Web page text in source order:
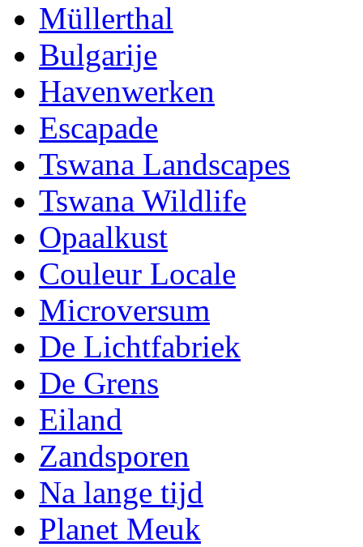
Müllerthal
Bulgarije
Havenwerken
Escapade
Tswana Landscapes
Tswana Wildlife
Opaalkust
Couleur Locale
Microversum
De Lichtfabriek
De Grens
Eiland
Zandsporen
Na lange tijd
Planet Meuk